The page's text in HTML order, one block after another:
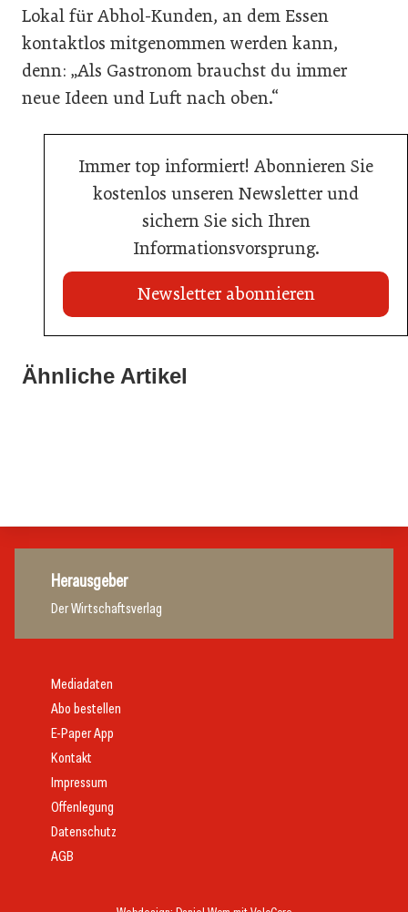
Lokal für Abhol-Kunden, an dem Essen
kontaktlos mitgenommen werden kann,
denn: „Als Gastronom brauchst du immer
neue Ideen und Luft nach oben.“
Immer top informiert! Abonnieren Sie
kostenlos unseren Newsletter und
sichern Sie sich Ihren
Informationsvorsprung.
Newsletter abonnieren
Ähnliche Artikel
War die Fußball-WM 2026 für Ihren Betrieb ein
21. Juli 2026
Stipendium für Nachwuchstalent in der Wiener
Herausgeber
Der Wirtschaftsverlag
Mediadaten
Abo bestellen
E-Paper App
Kontakt
Impressum
Offenlegung
Datenschutz
AGB